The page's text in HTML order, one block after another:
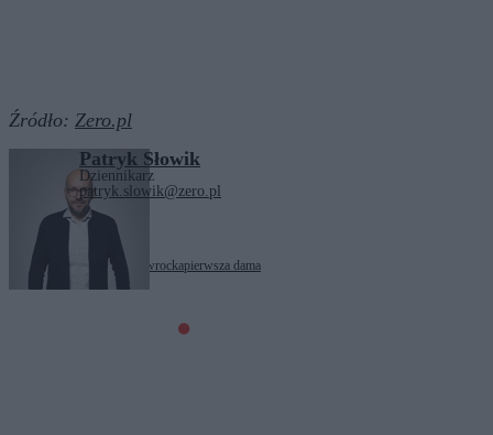
Źródło: Zero.pl
Patryk Słowik
Dziennikarz
patryk.slowik@zero.pl
Tagi:feminizm Marta Nawrockapierwsza dama